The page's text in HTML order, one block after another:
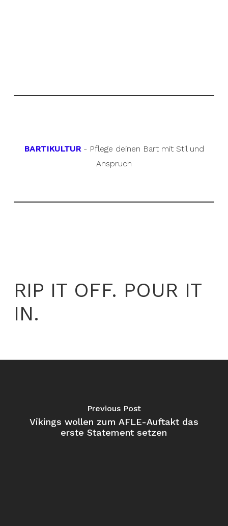
BARTIKULTUR- Pflege deinen Bart mit Stil und
Anspruch
RIP IT OFF. POUR IT
IN.
Previous Post
Vikings wollen zum AFLE-Auftakt das
erste Statement setzen